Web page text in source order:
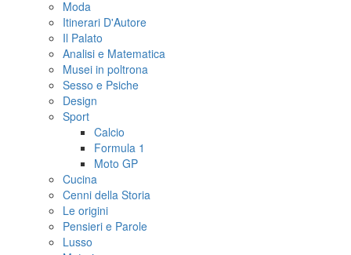
Moda
Itinerari D'Autore
Il Palato
Analisi e Matematica
Musei in poltrona
Sesso e Psiche
Design
Sport
Calcio
Formula 1
Moto GP
Cucina
Cenni della Storia
Le origini
Pensieri e Parole
Lusso